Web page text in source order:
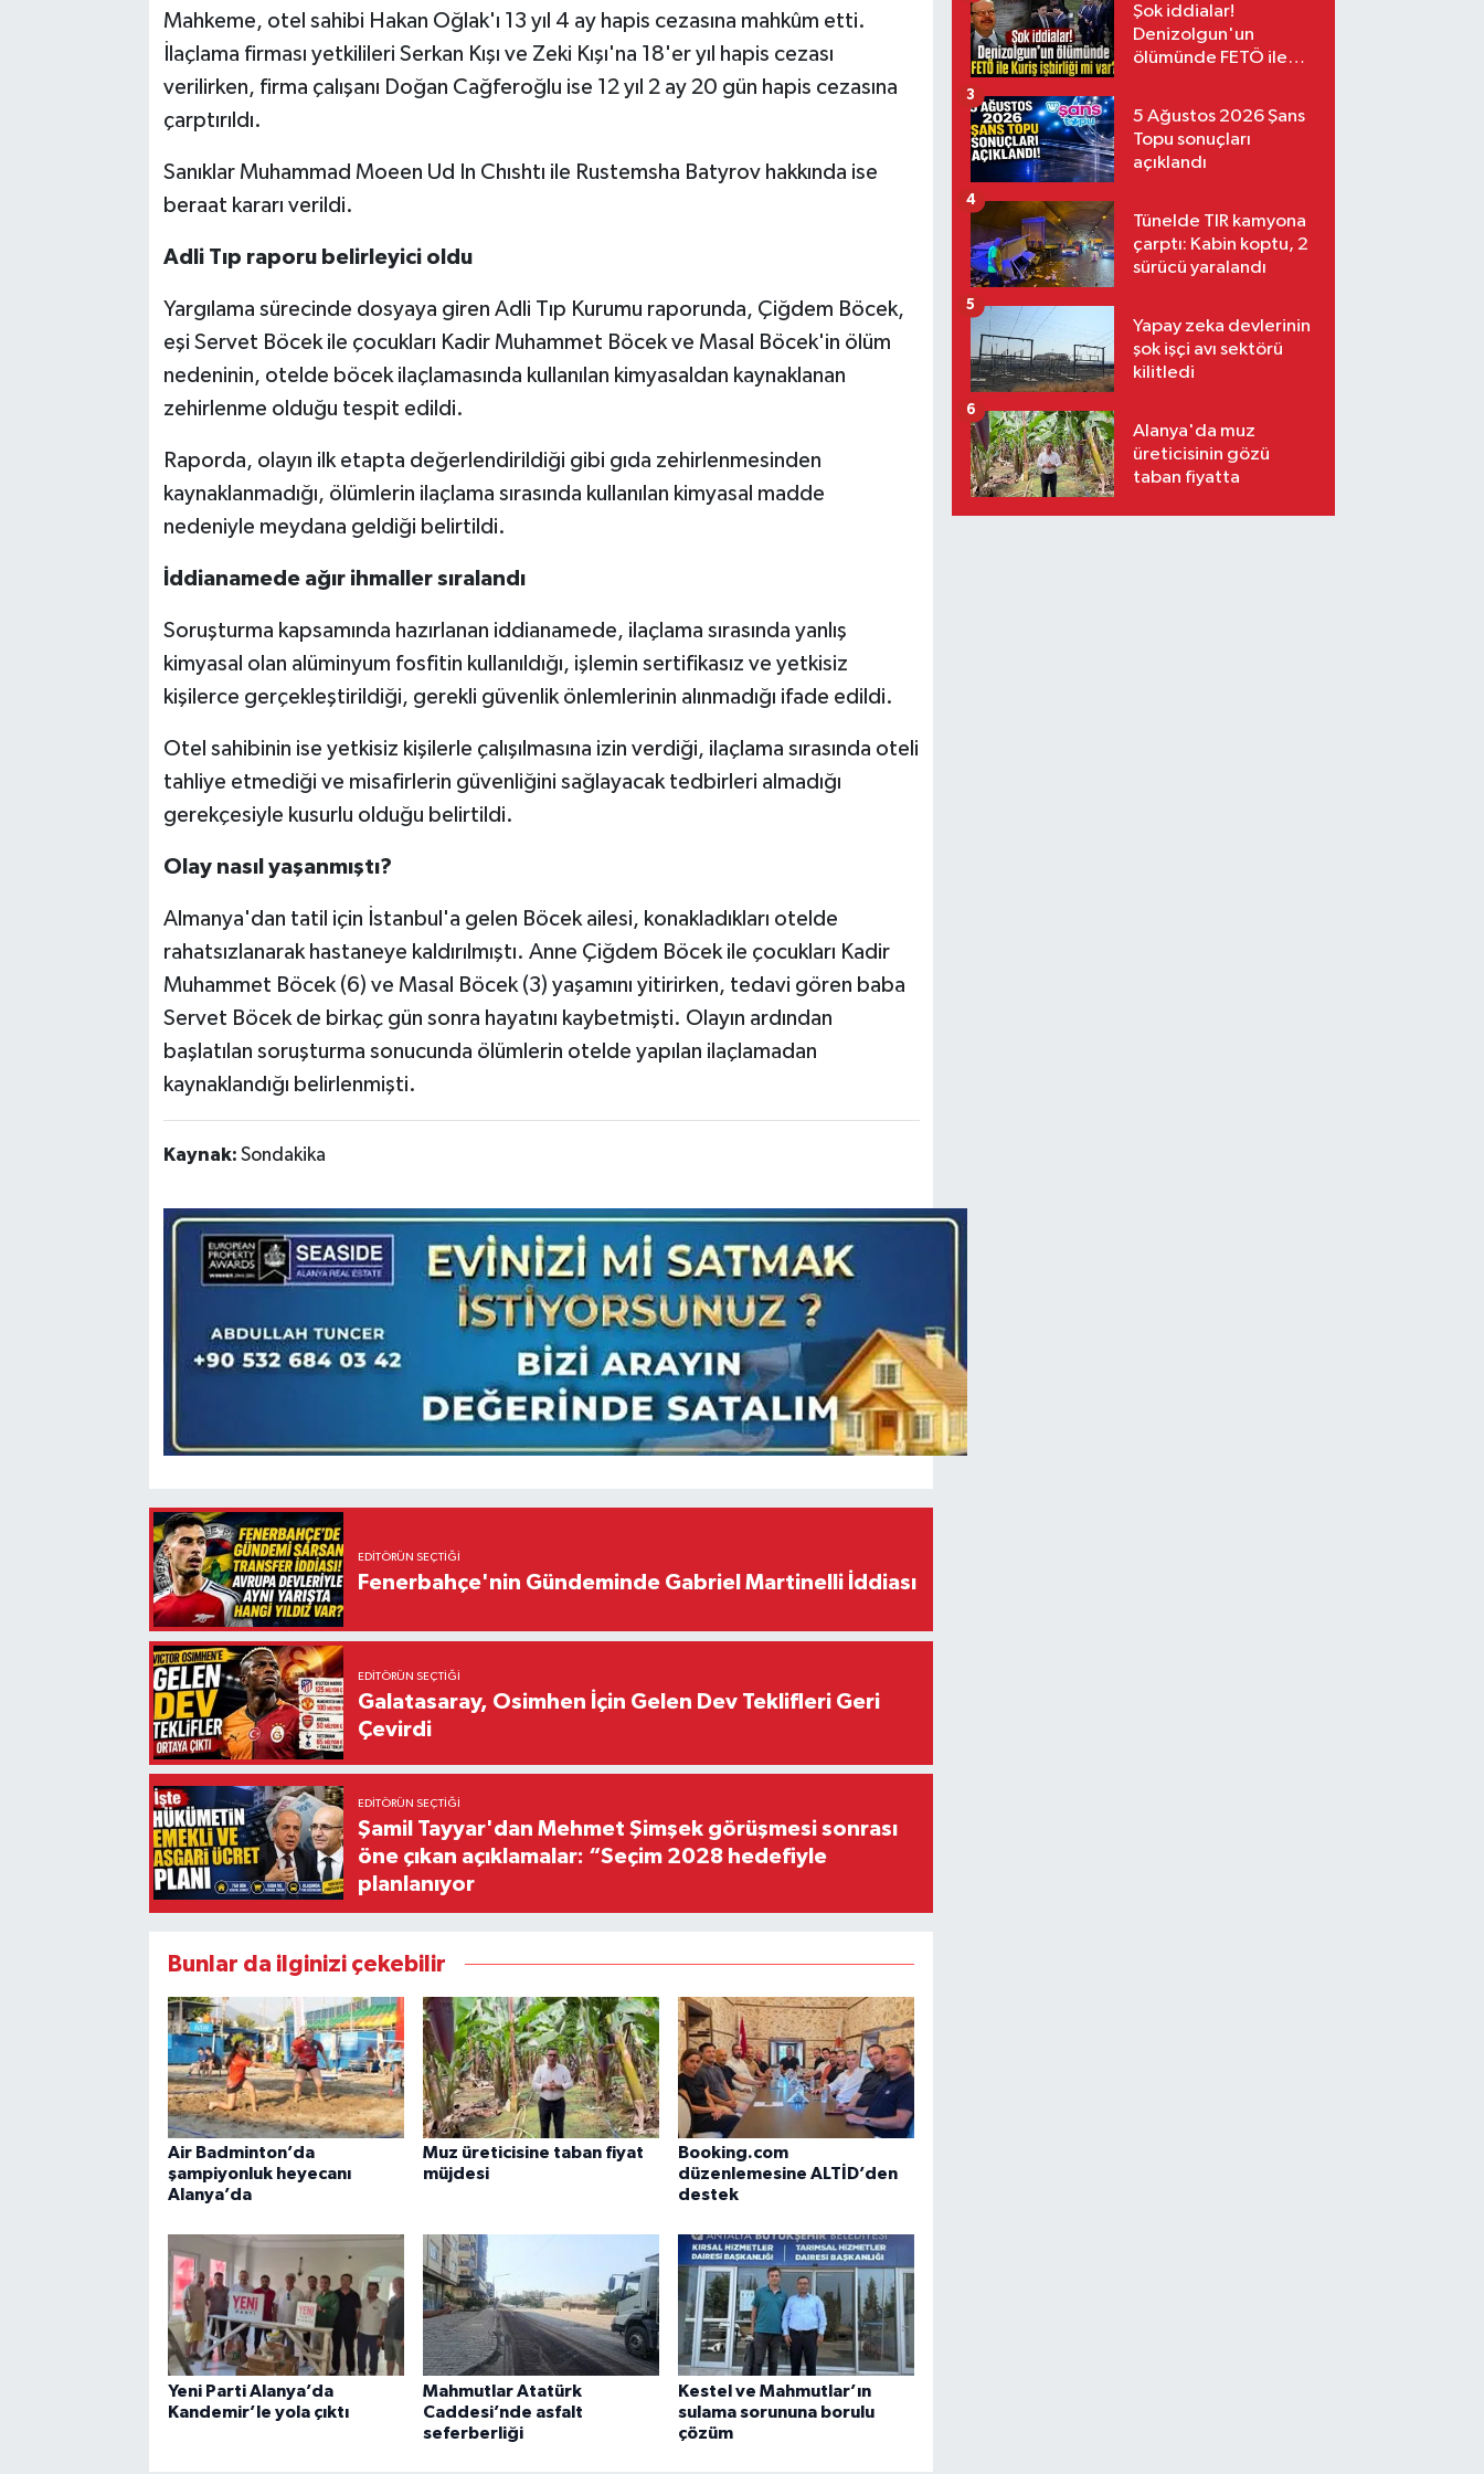
Mahkeme, otel sahibi Hakan Oğlak'ı 13 yıl 4 ay hapis cezasına mahkûm etti.
İlaçlama firması yetkilileri Serkan Kışı ve Zeki Kışı'na 18'er yıl hapis cezası
verilirken, firma çalışanı Doğan Cağferoğlu ise 12 yıl 2 ay 20 gün hapis cezasına
çarptırıldı.
Sanıklar Muhammad Moeen Ud In Chıshtı ile Rustemsha Batyrov hakkında ise
beraat kararı verildi.
Adli Tıp raporu belirleyici oldu
Yargılama sürecinde dosyaya giren Adli Tıp Kurumu raporunda, Çiğdem Böcek,
eşi Servet Böcek ile çocukları Kadir Muhammet Böcek ve Masal Böcek'in ölüm
nedeninin, otelde böcek ilaçlamasında kullanılan kimyasaldan kaynaklanan
zehirlenme olduğu tespit edildi.
Raporda, olayın ilk etapta değerlendirildiği gibi gıda zehirlenmesinden
kaynaklanmadığı, ölümlerin ilaçlama sırasında kullanılan kimyasal madde
nedeniyle meydana geldiği belirtildi.
İddianamede ağır ihmaller sıralandı
Soruşturma kapsamında hazırlanan iddianamede, ilaçlama sırasında yanlış
kimyasal olan alüminyum fosfitin kullanıldığı, işlemin sertifikasız ve yetkisiz
kişilerce gerçekleştirildiği, gerekli güvenlik önlemlerinin alınmadığı ifade edildi.
Otel sahibinin ise yetkisiz kişilerle çalışılmasına izin verdiği, ilaçlama sırasında oteli
tahliye etmediği ve misafirlerin güvenliğini sağlayacak tedbirleri almadığı
gerekçesiyle kusurlu olduğu belirtildi.
Olay nasıl yaşanmıştı?
Almanya'dan tatil için İstanbul'a gelen Böcek ailesi, konakladıkları otelde
rahatsızlanarak hastaneye kaldırılmıştı. Anne Çiğdem Böcek ile çocukları Kadir
Muhammet Böcek (6) ve Masal Böcek (3) yaşamını yitirirken, tedavi gören baba
Servet Böcek de birkaç gün sonra hayatını kaybetmişti. Olayın ardından
başlatılan soruşturma sonucunda ölümlerin otelde yapılan ilaçlamadan
kaynaklandığı belirlenmişti.
Kaynak: Sondakika
EDITÖRÜN SEÇTIĞI
Fenerbahçe'nin Gündeminde Gabriel Martinelli İddiası
EDITÖRÜN SEÇTIĞI
Galatasaray, Osimhen İçin Gelen Dev Teklifleri Geri
Çevirdi
EDITÖRÜN SEÇTIĞI
Şamil Tayyar'dan Mehmet Şimşek görüşmesi sonrası
öne çıkan açıklamalar: “Seçim 2028 hedefiyle
planlanıyor
Bunlar da ilginizi çekebilir
Air Badminton’da
şampiyonluk heyecanı
Alanya’da
Muz üreticisine taban fiyat
müjdesi
Booking.com
düzenlemesine ALTİD’den
destek
Yeni Parti Alanya’da
Kandemir’le yola çıktı
Mahmutlar Atatürk
Caddesi’nde asfalt
seferberliği
Kestel ve Mahmutlar’ın
sulama sorununa borulu
çözüm
Şok iddialar!
Denizolgun'un
ölümünde FETÖ ile
5 Ağustos 2026 Şans
Topu sonuçları
açıklandı
3
Tünelde TIR kamyona
çarptı: Kabin koptu, 2
sürücü yaralandı
4
Yapay zeka devlerinin
şok işçi avı sektörü
kilitledi
5
Alanya'da muz
üreticisinin gözü
taban fiyatta
6